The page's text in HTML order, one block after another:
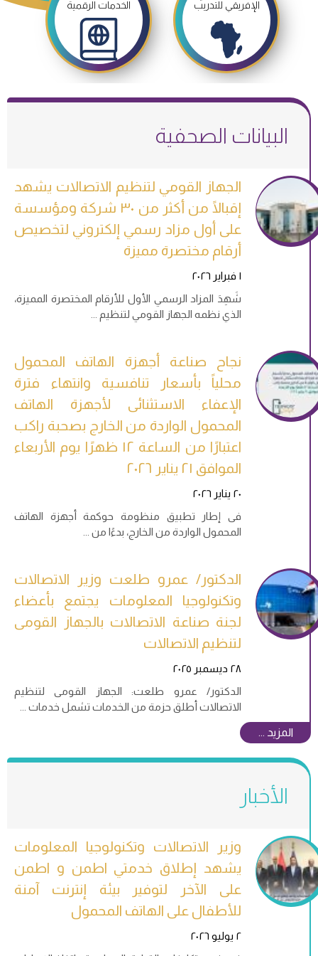
الإفريقي للتدريب
الخدمات الرقمية
الجهاز القومي لتنظيم الاتصالات يشهد
إقبالًا من أكثر من ٣٠ شركة ومؤسسة
على أول مزاد رسمي إلكتروني لتخصيص
أرقام مختصرة مميزة
١ فبراير ٢٠٢٦
شَهِدَ المزاد الرسمي الأول للأرقام المختصرة المميزة،
الذي نظمه الجهاز القومي لتنظيم
نجاح صناعة أجهزة الهاتف المحمول
محلياً بأسعار تنافسية وانتهاء فترة
الإعفاء الاستثنائى لأجهزة الهاتف
المحمول الواردة من الخارج بصحبة راكب
اعتبارًا من الساعة ١٢ ظهرًا يوم الأربعاء
الموافق ٢١ يناير ٢٠٢٦
٢٠ يناير ٢٠٢٦
فى إطار تطبيق منظومة حوكمة أجهزة الهاتف
المحمول الواردة من الخارج، بدءًا من
الدكتور/ عمرو طلعت وزير الاتصالات
وتكنولوجيا المعلومات يجتمع بأعضاء
لجنة صناعة الاتصالات بالجهاز القومى
لتنظيم الاتصالات
٢٨ ديسمبر ٢٠٢٥
الدكتور/ عمرو طلعت: الجهاز القومى لتنظيم
الاتصالات أطلق حزمة من الخدمات تشمل خدمات
وزير الاتصالات وتكنولوجيا المعلومات
يشهد إطلاق خدمتي اطمن و اطمن
على الآخر لتوفير بيئة إنترنت آمنة
للأطفال على الهاتف المحمول
٢ يوليو ٢٠٢٦